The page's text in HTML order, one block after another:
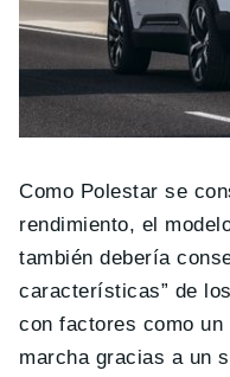
Como Polestar se
rendimiento, el
también debería
características” de
con factores como
marcha gracias a un